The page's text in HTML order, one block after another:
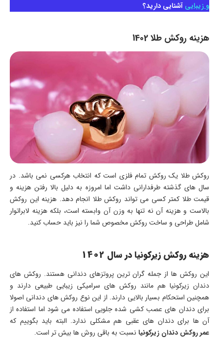
و زیبایی آشنایی دارید؟
هزینه روکش طلا 1402
روکش طلا یک روکش تمام فلزی است که انتخاب هرکسی نمی باشد. در
سال های گذشته طرفدارانی داشت اما امروزه به دلیل بالا رفتن هزینه و
قیمت طلا کمتر کسی می تواند روکش طلا انجام دهد. هزینه این روکش
بالاست و هزینه آن نه تنها به وزن آن وابسته است، بلکه هزینه لابراتوار
شامل طراحی و ساخت روکش مخصوص شما را نیز باید حساب کنید.
هزینه روکش زیرکونیا در سال 1402
این روکش ها از جمله گران ترین پروتزهای دندانی هستند. روکش های
دندان زیرکونیا هم مانند روکش های سرامیکی زیبایی طبیعی دارند و
همچنین استحکام بسیار بالایی دارند. از این نوع روکش های دندانی اصولا
برای دندان های عصب کشی شده جلویی استفاده می شود اما استفاده از
آن ها برای دندان های عقبی هم مشکلی ندارد. البته باید بگوییم که
عمر روکش دندان زیرکونیا نسبت به باقی روش ها بیش تر است.